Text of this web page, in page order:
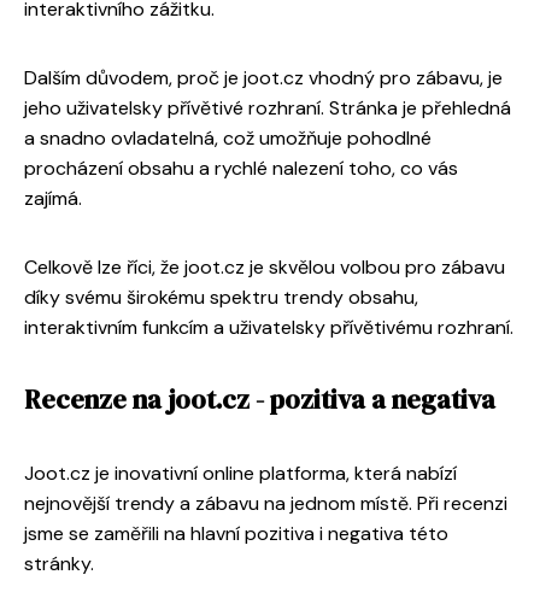
interaktivního zážitku.
Dalším důvodem, proč je joot.cz vhodný pro zábavu, je
jeho uživatelsky přívětivé rozhraní. Stránka je přehledná
a snadno ovladatelná, což umožňuje pohodlné
procházení obsahu a rychlé nalezení toho, co vás
zajímá.
Celkově lze říci, že joot.cz je skvělou volbou pro zábavu
díky svému širokému spektru trendy obsahu,
interaktivním funkcím a uživatelsky přívětivému rozhraní.
Recenze na joot.cz - pozitiva a negativa
Joot.cz je inovativní online platforma, která nabízí
nejnovější trendy a zábavu na jednom místě. Při recenzi
jsme se zaměřili na hlavní pozitiva i negativa této
stránky.